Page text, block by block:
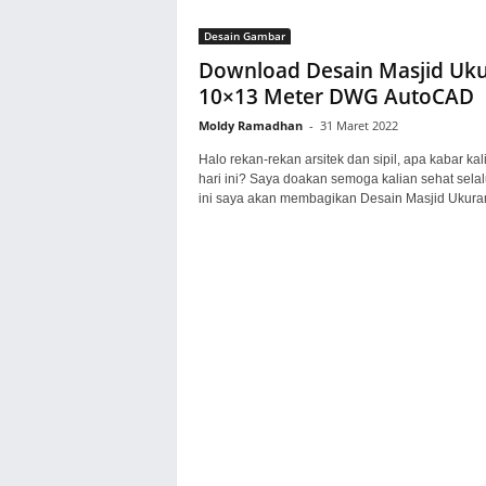
Desain Gambar
Download Desain Masjid
10×13 Meter DWG AutoCAD
Moldy Ramadhan - 31 Maret 2022
Halo rekan-rekan arsitek dan sipil, apa kabar
hari ini? Saya doakan semoga kalian sehat
ini saya akan membagikan Desain Masjid